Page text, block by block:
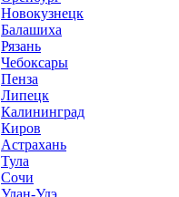
Новокузнецк
Балашиха
Рязань
Чебоксары
Пенза
Липецк
Калининград
Киров
Астрахань
Тула
Сочи
Улан-Удэ